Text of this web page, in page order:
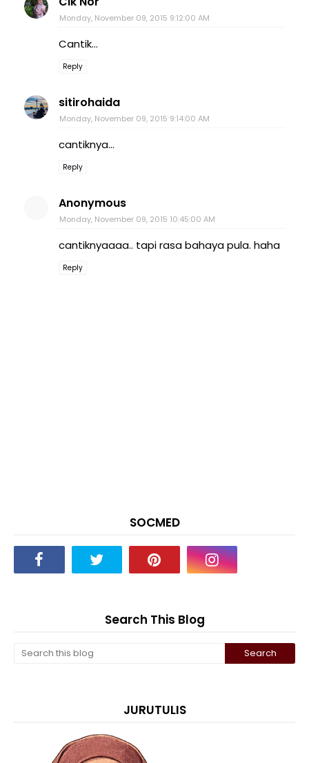
Monday, November 09, 2015 9:12:00 AM
Cantik...
Reply
sitirohaida
Monday, November 09, 2015 9:14:00 AM
cantiknya...
Reply
Anonymous
Monday, November 09, 2015 10:45:00 AM
cantiknyaaaa.. tapi rasa bahaya pula. haha
Reply
SOCMED
Search This Blog
JURUTULIS